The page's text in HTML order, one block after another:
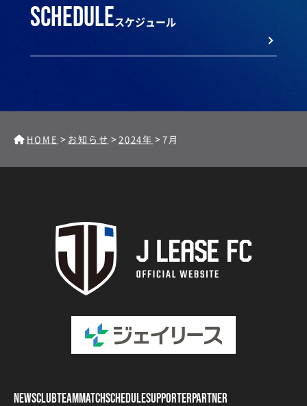
scheduleスケジュール
HOME > お知らせ >2024年 >7月
NEWSCLUBTEAMMATCHSCHEDULESUPPORTERPARTNER